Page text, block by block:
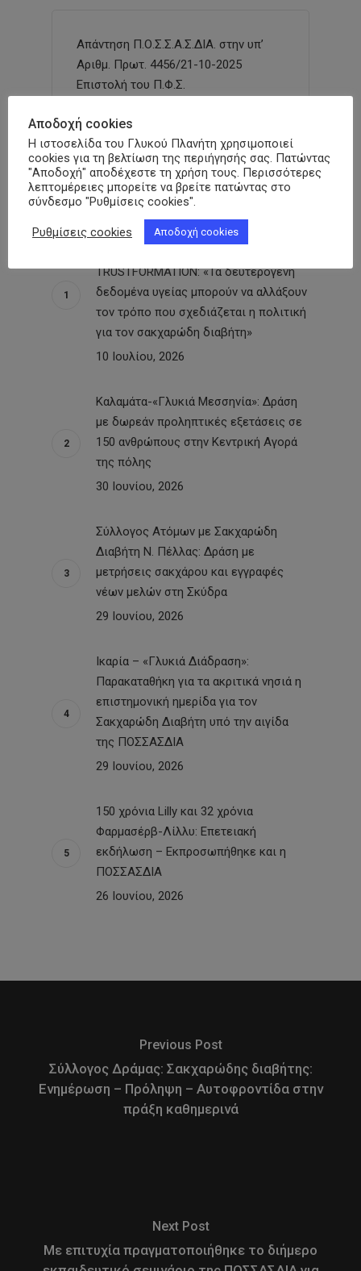
Απάντηση Π.Ο.Σ.Σ.Α.Σ.ΔΙΑ. στην υπ’
Αριθμ. Πρωτ. 4456/21-10-2025
Επιστολή του Π.Φ.Σ.
Ενημέρωση – Νέα
Συμμετοχή της ΠΟΣΣΑΣΔΙΑ στο
TRUSTFORMATION: «Τα δευτερογενή
δεδομένα υγείας μπορούν να αλλάξουν
τον τρόπο που σχεδιάζεται η πολιτική
για τον σακχαρώδη διαβήτη»
10 Ιουλίου, 2026
Καλαμάτα-«Γλυκιά Μεσσηνία»: Δράση
με δωρεάν προληπτικές εξετάσεις σε
150 ανθρώπους στην Κεντρική Αγορά
της πόλης
30 Ιουνίου, 2026
Σύλλογος Ατόμων με Σακχαρώδη
Διαβήτη Ν. Πέλλας: Δράση με
μετρήσεις σακχάρου και εγγραφές
νέων μελών στη Σκύδρα
29 Ιουνίου, 2026
Ικαρία – «Γλυκιά Διάδραση»:
Παρακαταθήκη για τα ακριτικά νησιά η
επιστημονική ημερίδα για τον
Σακχαρώδη Διαβήτη υπό την αιγίδα
της ΠΟΣΣΑΣΔΙΑ
29 Ιουνίου, 2026
150 χρόνια Lilly και 32 χρόνια
Φαρμασέρβ-Λίλλυ: Eπετειακή
εκδήλωση – Εκπροσωπήθηκε και η
ΠΟΣΣΑΣΔΙΑ
26 Ιουνίου, 2026
Previous Post
Σύλλογος Δράμας: Σακχαρώδης διαβήτης:
Ενημέρωση – Πρόληψη – Αυτοφροντίδα στην
πράξη καθημερινά
Next Post
Με επιτυχία πραγματοποιήθηκε το διήμερο
Αποδοχή cookies
Η ιστοσελίδα του Γλυκού Πλανήτη χρησιμοποιεί
cookies για τη βελτίωση της περιήγησής σας. Πατώντας
"Αποδοχή" αποδέχεστε τη χρήση τους. Περισσότερες
λεπτομέρειες μπορείτε να βρείτε πατώντας στο
σύνδεσμο "Ρυθμίσεις cookies".
Ρυθμίσεις cookies Αποδοχή cookies